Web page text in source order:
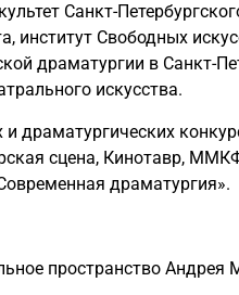
Санкт-
институт Свободных
драматургии в Санкт-
искусства.
драматургических
сцена, Кинотавр,
драматургия».
пространство Андрея